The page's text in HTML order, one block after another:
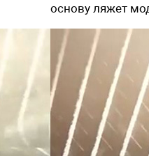
основу ляжет